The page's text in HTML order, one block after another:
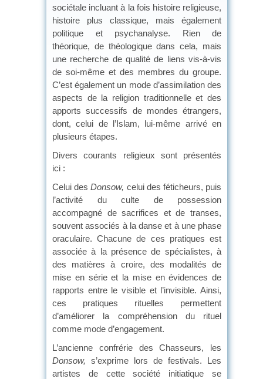
sociétale incluant à la fois histoire religieuse,
histoire plus classique, mais également
politique et psychanalyse. Rien de
théorique, de théologique dans cela, mais
une recherche de qualité de liens vis-à-vis
de soi-même et des membres du groupe.
C’est également un mode d’assimilation des
aspects de la religion traditionnelle et des
apports successifs de mondes étrangers,
dont, celui de l’Islam, lui-même arrivé en
plusieurs étapes.
Divers courants religieux sont présentés
ici :
Celui desDonsow, celui des féticheurs, puis
l’activité du culte de possession
accompagné de sacrifices et de transes,
souvent associés à la danse et à une phase
oraculaire. Chacune de ces pratiques est
associée à la présence de spécialistes, à
des matières à croire, des modalités de
mise en série et la mise en évidences de
rapports entre le visible et l’invisible. Ainsi,
ces pratiques rituelles permettent
d’améliorer la compréhension du rituel
comme mode d’engagement.
L’ancienne confrérie des Chasseurs, les
Donsow, s’exprime lors de festivals. Les
artistes de cette société initiatique se